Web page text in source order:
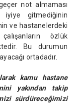
not almaması
iyiye gitmediğinin
ve hastanelerdeki
özlük
Bu durumun
ortadadır.
kamu hastane
yakından takip
sürdüreceğimizi